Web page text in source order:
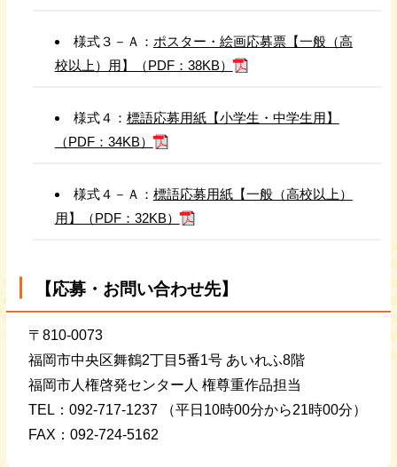
様式３－Ａ： ポスター・絵画応募票【一般（高
校以上）用】（PDF：38KB）
様式４： 標語応募用紙【小学生・中学生用】
（PDF：34KB）
様式４－Ａ： 標語応募用紙【一般（高校以上）
用】（PDF：32KB）
【応募・お問い合わせ先】
〒810-0073
福岡市中央区舞鶴2丁目5番1号 あいれふ8階
福岡市人権啓発センター人 権尊重作品担当
TEL：092-717-1237 （平日10時00分から21時00分）
FAX：092-724-5162